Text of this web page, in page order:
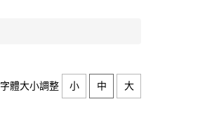
字體大小調整 小 中 大